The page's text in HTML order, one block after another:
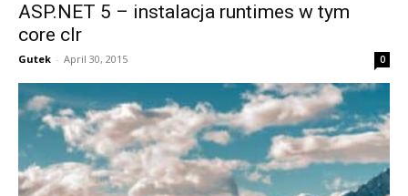
ASP.NET 5 – instalacja runtimes w tym
core clr
Gutek - April 30, 2015 0